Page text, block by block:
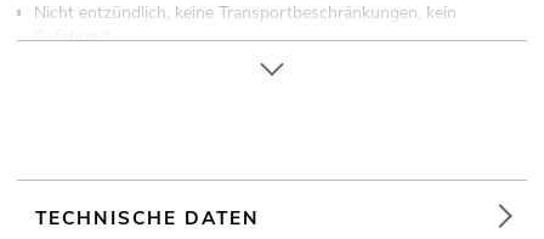
Nicht entzündlich, keine Transportbeschränkungen, kein
Gefahrgut
Clubs/Tanzschulen; Feuerwehren; Bühne
TECHNISCHE DATEN